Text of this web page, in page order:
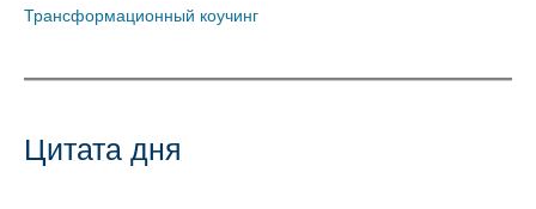
Трансформационный коучинг
Цитата дня